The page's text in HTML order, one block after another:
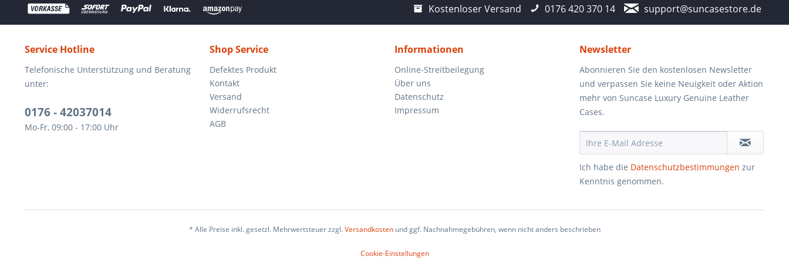
Kostenloser Versand 0176 420 370 14 support@suncasestore.de
Service Hotline
Telefonische Unterstützung und Beratung
unter:
0176 - 42037014
Mo-Fr, 09:00 - 17:00 Uhr
Shop Service
Defektes Produkt
Kontakt
Versand
Widerrufsrecht
AGB
Informationen
Online-Streitbeilegung
Über uns
Datenschutz
Impressum
Newsletter
Abonnieren Sie den kostenlosen Newsletter
und verpassen Sie keine Neuigkeit oder Aktion
mehr von Suncase Luxury Genuine Leather
Cases.
Ich habe die Datenschutzbestimmungen zur
Kenntnis genommen.
* Alle Preise inkl. gesetzl. Mehrwertsteuer zzgl.Versandkostenund ggf. Nachnahmegebühren, wenn nicht anders beschrieben
Cookie-Einstellungen